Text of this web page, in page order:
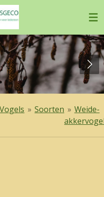
Vogels » Soorten » Weide-